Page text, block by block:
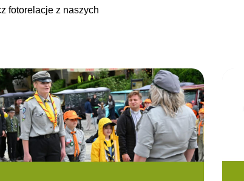
fotorelacje z naszych